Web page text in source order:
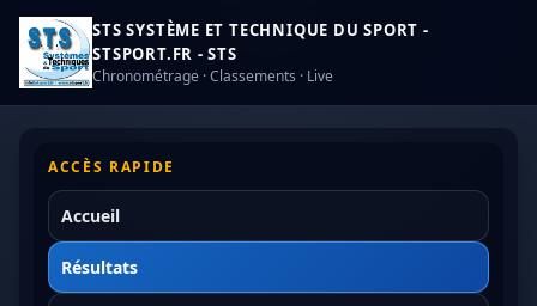
STS SYSTÈME ET TECHNIQUE DU SPORT -
STSPORT.FR - STS
Chronométrage · Classements · Live
ACCÈS RAPIDE
Accueil
Résultats